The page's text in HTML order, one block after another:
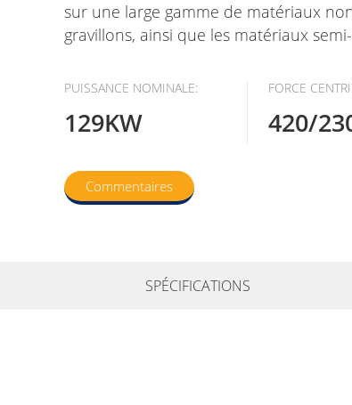
sur une large gamme de matériaux
gravillons, ainsi que les matériaux
PUISSANCE NOMINALE:
129KW
FORCE
420/
Commentaires
SPÉCIFICATIONS